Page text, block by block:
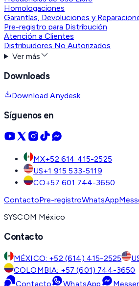
Homologaciones
Garantías, Devoluciones y
Pre-registro para Distribución
Atención a Clientes
Distribuidores No Autorizados
Ver más
Downloads
Download Anydesk
Síguenos en
MX+52 614 415-2525
US+1 915 533-5119
CO+57 601 744-3650
ContactoPre-registroWhatsApp
SYSCOM México
Contacto
MÉXICO: +52 (614) 415-2525
COLOMBIA: +57 (601) 744-3650
Contacto
WhatsApp